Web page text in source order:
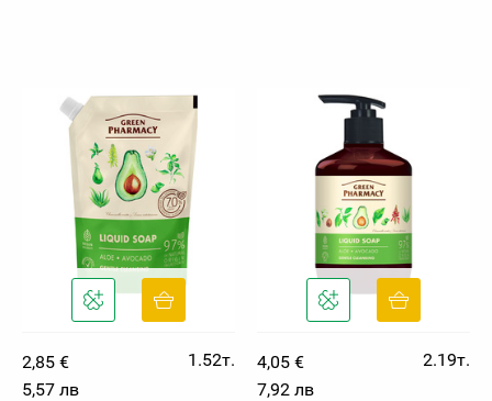
2,85 €
1.52т.
5,57 лв
4,05 €
2.19т.
7,92 лв